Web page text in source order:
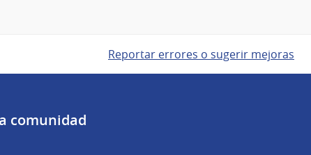
Reportar errores o sugerir mejoras
comunidad